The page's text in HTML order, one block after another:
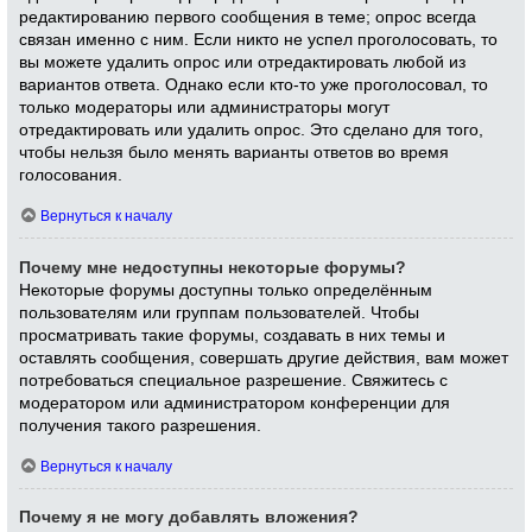
редактированию первого сообщения в теме; опрос всегда
связан именно с ним. Если никто не успел проголосовать, то
вы можете удалить опрос или отредактировать любой из
вариантов ответа. Однако если кто-то уже проголосовал, то
только модераторы или администраторы могут
отредактировать или удалить опрос. Это сделано для того,
чтобы нельзя было менять варианты ответов во время
голосования.
Вернуться к началу
Почему мне недоступны некоторые форумы?
Некоторые форумы доступны только определённым
пользователям или группам пользователей. Чтобы
просматривать такие форумы, создавать в них темы и
оставлять сообщения, совершать другие действия, вам может
потребоваться специальное разрешение. Свяжитесь с
модератором или администратором конференции для
получения такого разрешения.
Вернуться к началу
Почему я не могу добавлять вложения?